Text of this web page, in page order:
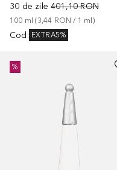
30 de zile 401,10 RON
100 ml (3,44 RON / 1 ml)
Cod : EXTRA5%
%